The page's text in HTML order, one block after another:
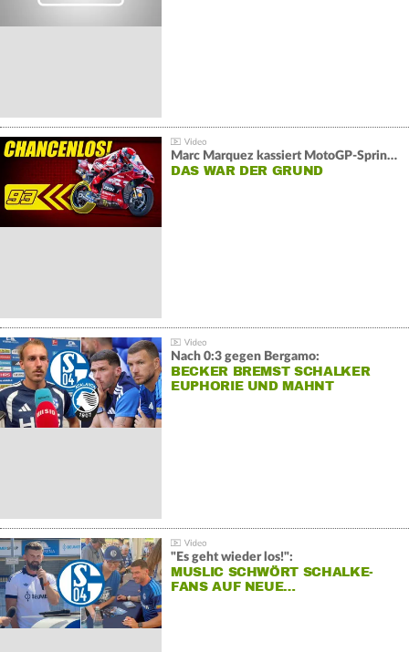
Marc Marquez kassiert MotoGP-Sprint-Schlappe:
DAS WAR DER GRUND
Nach 0:3 gegen Bergamo:
BECKER BREMST SCHALKER
EUPHORIE UND MAHNT
"Es geht wieder los!":
MUSLIC SCHWÖRT SCHALKE-
FANS AUF NEUE…